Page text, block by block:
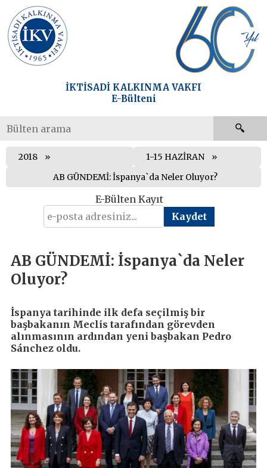
İKTİSADİ KALKINMA VAKFI
E-Bülteni
2018
1-15 HAZİRAN
AB GÜNDEMİ: İspanya`da Neler Oluyor?
E-Bülten Kayıt
AB GÜNDEMİ: İspanya`da Neler
Oluyor?
İspanya tarihinde ilk defa seçilmiş bir
başbakanın Meclis tarafından görevden
alınmasının ardından yeni başbakan Pedro
Sánchez oldu.